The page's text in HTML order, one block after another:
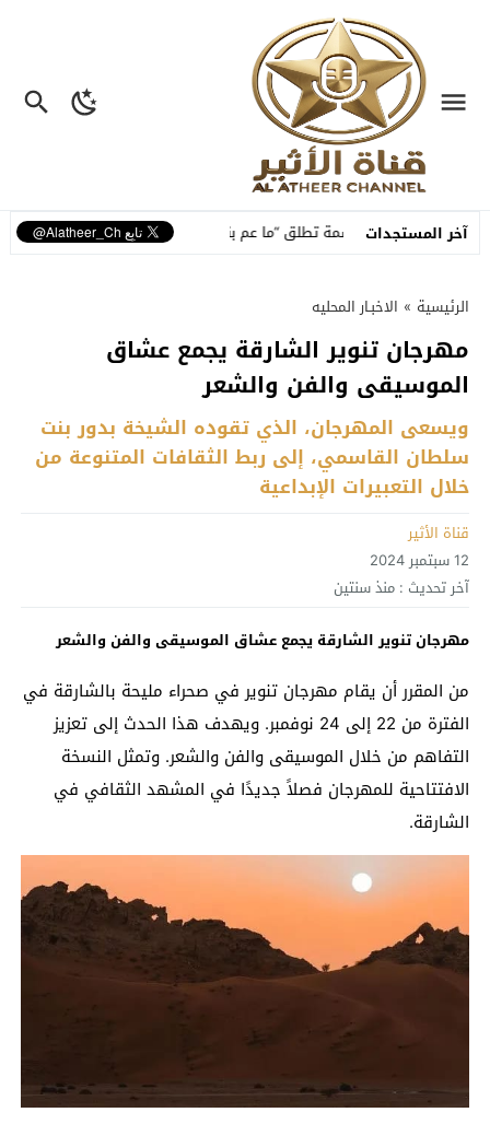
آخر المستجدات
نسمة تطلق “ما عم بنساك”.. أغنية مصوّرة تحوّل وجع الفراق إلى
الرئيسية » الاخبـار المحليه
مهرجان تنوير الشارقة يجمع عشاق
الموسيقى والفن والشعر
ويسعى المهرجان، الذي تقوده الشيخة بدور بنت
سلطان القاسمي، إلى ربط الثقافات المتنوعة من
خلال التعبيرات الإبداعية
قناة الأثير
12 سبتمبر 2024
آخر تحديث : منذ سنتين
مهرجان تنوير الشارقة يجمع عشاق الموسيقى والفن والشعر
من المقرر أن يقام مهرجان تنوير في صحراء مليحة بالشارقة في
الفترة من 22 إلى 24 نوفمبر. ويهدف هذا الحدث إلى تعزيز
التفاهم من خلال الموسيقى والفن والشعر. وتمثل النسخة
الافتتاحية للمهرجان فصلاً جديدًا في المشهد الثقافي في
الشارقة.